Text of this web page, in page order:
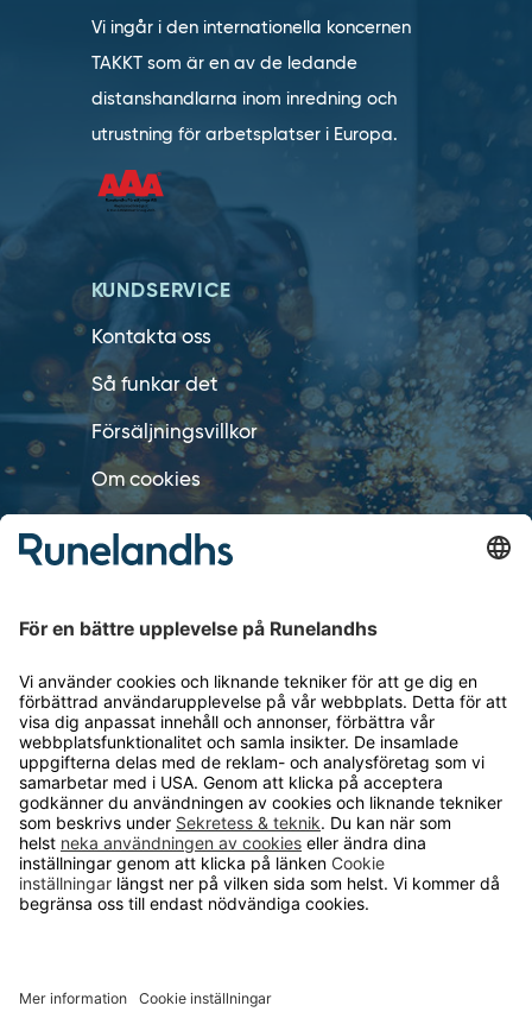
Vi ingår i den internationella koncernen
TAKKT som är en av de ledande
distanshandlarna inom inredning och
utrustning för arbetsplatser i Europa.
KUNDSERVICE
Kontakta oss
Så funkar det
Försäljningsvillkor
Om cookies
Om Runelandhs
Köpvillkor
Därför ska du välja oss
Lediga jobb
Kvalitets- och miljöpolicy